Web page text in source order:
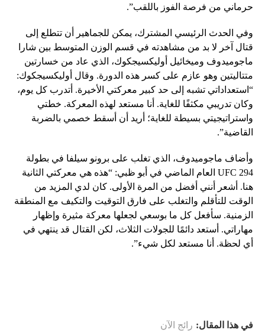
حرماني من فرصة الفوز باللقب”.
وفي الحدث الرئيسي المشترك، يمكن للجماهير أن تتطلع إلى
قتال آخر لا بد من مشاهدته في قسم الوزن المتوسط ​​بين شارا
ماجوميدوف وميخائيل أوليكسيجكوك، الذي عاد من خسارتين
متتاليتين وهو عازم على كسر هذه الدورة. وقال أوليكسيجكوك:
“استعداداتي تشبه إلى حد كبير معركتي الأخيرة. أتدرب كل يوم،
وكان تدريبي مكثفًا للغاية. أنا مستعد لهذه المعركة. خطتي
واستراتيجيتي بسيطة للغاية؛ أريد أن أسقط خصمي بالضربة
القاضية”.
وأضاف ماجوميدوف، الذي تغلب على برونو سيلفا في بطولة
UFC 294 العام الماضي في أبو ظبي: “هذه هي معركتي الثانية
هنا. أشعر أنني أفضل من المرة الأولى. كان لدي المزيد من
الوقت للتأقلم والتغلب على فارق التوقيت والتكيف مع المنطقة
الزمنية. سأفعل كل ما بوسعي لجعلها معركة مثيرة وإظهار
مهاراتي. أستعد دائمًا للجولات الثلاث، لكن القتال قد ينتهي في
أي لحظة. أنا مستعد لكل شيء”.
في هذا المقال: رائج الآن